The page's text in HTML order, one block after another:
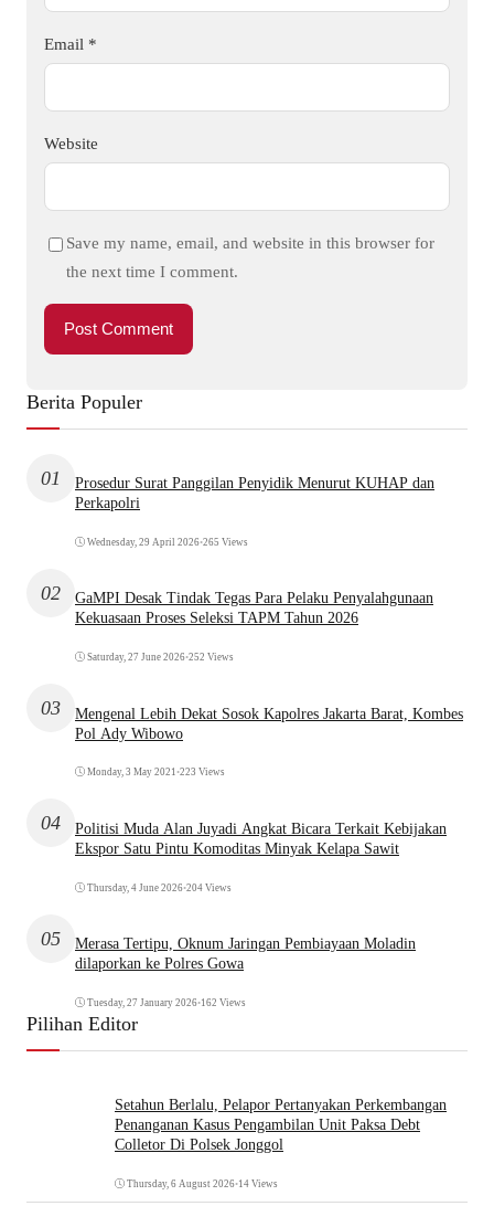
Email *
Website
Save my name, email, and website in this browser for
the next time I comment.
Berita Populer
01
Prosedur Surat Panggilan Penyidik Menurut KUHAP dan
Perkapolri
Wednesday, 29 April 2026•265 Views
02
GaMPI Desak Tindak Tegas Para Pelaku Penyalahgunaan
Kekuasaan Proses Seleksi TAPM Tahun 2026
Saturday, 27 June 2026•252 Views
03
Mengenal Lebih Dekat Sosok Kapolres Jakarta Barat, Kombes
Pol Ady Wibowo
Monday, 3 May 2021 •223 Views
04
Politisi Muda Alan Juyadi Angkat Bicara Terkait Kebijakan
Ekspor Satu Pintu Komoditas Minyak Kelapa Sawit
Thursday, 4 June 2026•204 Views
05
Merasa Tertipu, Oknum Jaringan Pembiayaan Moladin
dilaporkan ke Polres Gowa
Tuesday, 27 January 2026•162 Views
Pilihan Editor
Setahun Berlalu, Pelapor Pertanyakan Perkembangan
Penanganan Kasus Pengambilan Unit Paksa Debt
Colletor Di Polsek Jonggol
Thursday, 6 August 2026•14 Views